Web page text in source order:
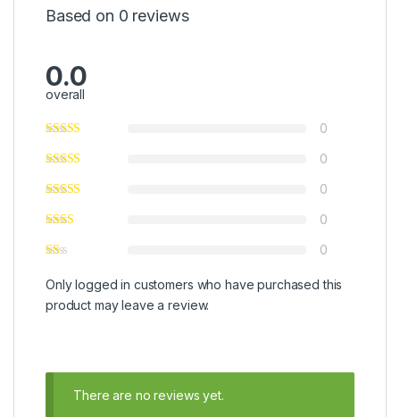
Based on 0 reviews
0.0
overall
0
0
0
0
0
Only logged in customers who have purchased this
product may leave a review.
There are no reviews yet.